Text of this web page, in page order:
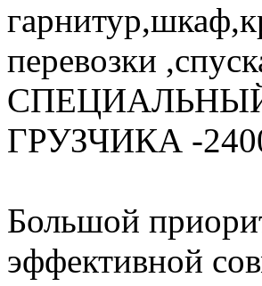
перевозки
ГРУЗЧИКА -2400
Большой
эффективной